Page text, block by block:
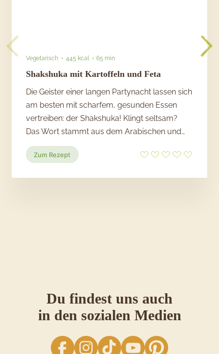
Vegetarisch 445 kcal 65 min
Shakshuka mit Kartoffeln und Feta
Die Geister einer langen Partynacht lassen sich
am besten mit scharfem, gesunden Essen
vertreiben: der Shakshuka! Klingt seltsam?
Das Wort stammt aus dem Arabischen und…
Zum Rezept:
Shakshuka
Du findest uns auch
in den sozialen Medien
facebookInstagram
TikTok YouTube